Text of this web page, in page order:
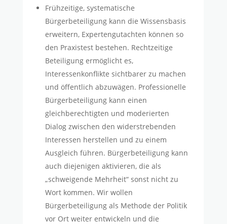
Frühzeitige, systematische
Bürgerbeteiligung kann die Wissensbasis
erweitern, Expertengutachten können so
den Praxistest bestehen. Rechtzeitige
Beteiligung ermöglicht es,
Interessenkonflikte sichtbarer zu machen
und öffentlich abzuwägen. Professionelle
Bürgerbeteiligung kann einen
gleichberechtigten und moderierten
Dialog zwischen den widerstrebenden
Interessen herstellen und zu einem
Ausgleich führen. Bürgerbeteiligung kann
auch diejenigen aktivieren, die als
„schweigende Mehrheit“ sonst nicht zu
Wort kommen. Wir wollen
Bürgerbeteiligung als Methode der Politik
vor Ort weiter entwickeln und die